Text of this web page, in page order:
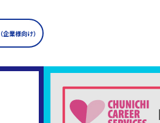
（企業様向け）